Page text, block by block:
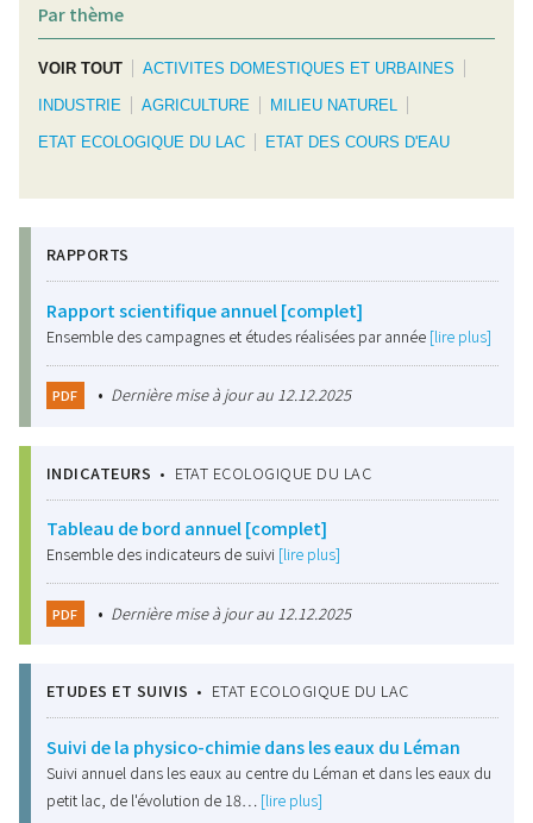
Par thème
VOIR TOUT ACTIVITES DOMESTIQUES ET URBAINES
INDUSTRIE AGRICULTURE MILIEU NATUREL
ETAT ECOLOGIQUE DU LAC ETAT DES COURS D'EAU
RAPPORTS
Rapport scientifique annuel [complet]
Ensemble des campagnes et études réalisées par année [lire plus]
PDF • Dernière mise à jour au 12.12.2025
INDICATEURS • ETAT ECOLOGIQUE DU LAC
Tableau de bord annuel [complet]
Ensemble des indicateurs de suivi [lire plus]
PDF • Dernière mise à jour au 12.12.2025
ETUDES ET SUIVIS • ETAT ECOLOGIQUE DU LAC
Suivi de la physico-chimie dans les eaux du Léman
Suivi annuel dans les eaux au centre du Léman et dans les eaux du
petit lac, de l'évolution de 18… [lire plus]